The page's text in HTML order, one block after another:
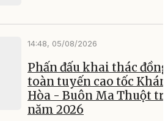
14:48, 05/08/2026
Phấn đấu khai thác
toàn tuyến cao tốc
Hòa - Buôn Ma Thuột
năm 2026